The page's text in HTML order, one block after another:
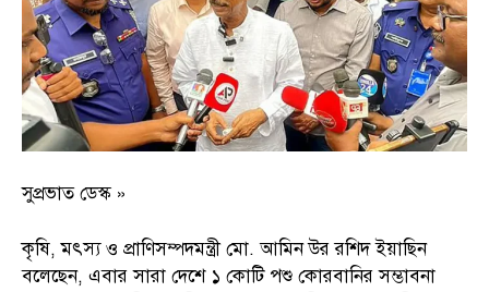
সুপ্রভাত ডেস্ক »
কৃষি, মৎস্য ও প্রাণিসম্পদমন্ত্রী মো. আমিন উর রশিদ ইয়াছিন
বলেছেন, এবার সারা দেশে ১ কোটি পশু কোরবানির সম্ভাবনা